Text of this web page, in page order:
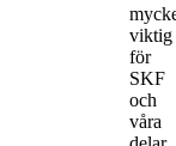
viktig
för
SKF
och
våra